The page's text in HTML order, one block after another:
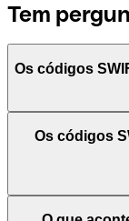
Tem
Os códigos
O acrónimo
Interbank
Mundiais)".
processam
Os códigos